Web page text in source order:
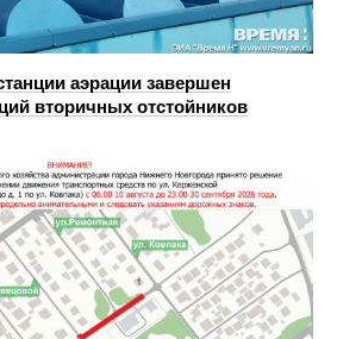
аэрации завершен
вторичных отстойников